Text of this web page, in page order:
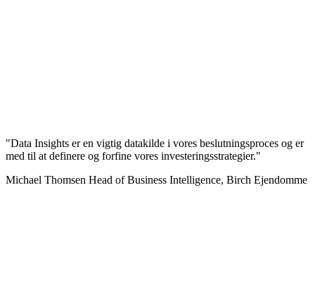
"Data Insights er en vigtig datakilde i vores beslutningsproces og er
med til at definere og forfine vores investeringsstrategier."
Michael Thomsen Head of Business Intelligence, Birch Ejendomme